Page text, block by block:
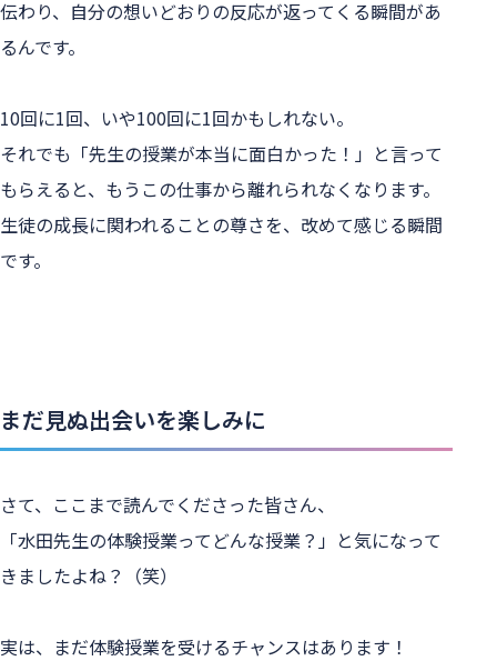
伝わり、自分の想いどおりの反応が返ってくる瞬間があ
るんです。
10回に1回、いや100回に1回かもしれない。
それでも「先生の授業が本当に面白かった！」と言って
もらえると、もうこの仕事から離れられなくなります。
生徒の成長に関われることの尊さを、改めて感じる瞬間
です。
まだ見ぬ出会いを楽しみに
さて、ここまで読んでくださった皆さん、
「水田先生の体験授業ってどんな授業？」と気になって
きましたよね？（笑）
実は、まだ体験授業を受けるチャンスはあります！